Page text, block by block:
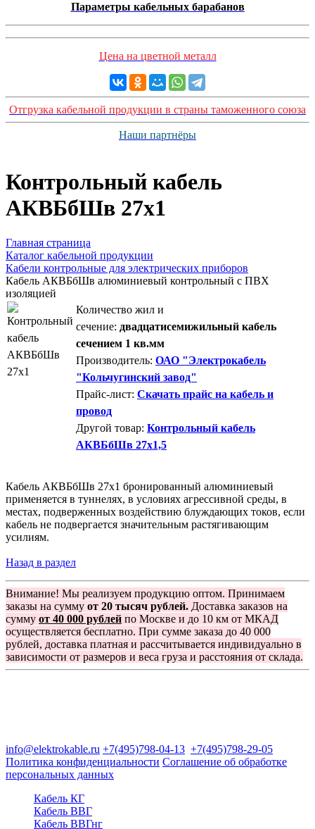
Параметры кабельных барабанов
Цена на цветной металл
Отгрузка кабельной продукции в страны таможенного союза
Наши партнёры
Контрольный кабель
АКВБбШв 27х1
Главная страница
Каталог кабельной продукции
Кабели контрольные для электрических приборов
Кабель АКВБбШв алюминиевый контрольный с ПВХ
изоляцией
Количество жил и
сечение: двадцатисемижильный кабель
сечением 1 кв.мм
Производитель: ОАО "Электрокабель
"Кольчугинский завод"
Прайс-лист: Скачать прайс на кабель и
провод
Другой товар: Контрольный кабель
АКВБбШв 27х1,5
Кабель АКВБбШв 27х1 бронированный алюминиевый
применяется в туннелях, в условиях агрессивной среды, в
местах, подверженных воздействию блуждающих токов, если
кабель не подвергается значительным растягивающим
усилиям.
Назад в раздел
Внимание! Мы реализуем продукцию оптом. Принимаем
заказы на сумму от 20 тысяч рублей. Доставка заказов на
сумму от 40 000 рублей по Москве и до 10 км от МКАД
осуществляется бесплатно. При сумме заказа до 40 000
рублей, доставка платная и рассчитывается индивидуально в
зависимости от размеров и веса груза и расстояния от склада.
info@elektrokable.ru +7(495)798-04-13 +7(495)798-29-05
Политика конфиденциальности Соглашение об обработке
персональных данных
Кабель КГ
Кабель ВВГ
Кабель ВВГнг